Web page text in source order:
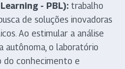
- PBL): trabalho
de soluções inovadoras
Ao estimular a análise
autônoma, o laboratório
do conhecimento e